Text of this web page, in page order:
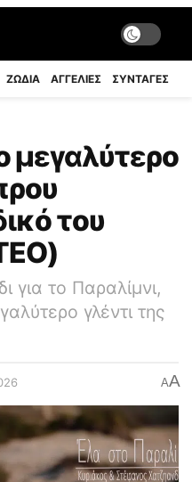
ΖΩΔΙΑ ΑΓΓΕΛΙΕΣ ΣΥΝΤΑΓΈΣ
μεγαλύτερο
του
για το Παραλίμνι,
γλέντι της
AA